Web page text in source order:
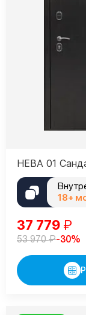
НЕВА 01
18+
37 779 ₽
53 970₽-30%